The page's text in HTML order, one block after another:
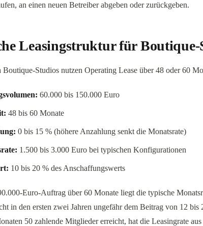
an einen neuen Betreiber abgeben oder zurückgeben.
Leasingstruktur für Boutique-
Boutique-Studios nutzen Operating Lease über 48 oder 60
60.000 bis 150.000 Euro
48 bis 60 Monate
0 bis 15 % (höhere Anzahlung senkt die Monatsrate)
1.500 bis 3.000 Euro bei typischen Konfigurationen
10 bis 20 % des Anschaffungswerts
Euro-Auftrag über 60 Monate liegt die typische
in den ersten zwei Jahren ungefähr dem Beitrag von 12
50 zahlende Mitglieder erreicht, hat die Leasingrate